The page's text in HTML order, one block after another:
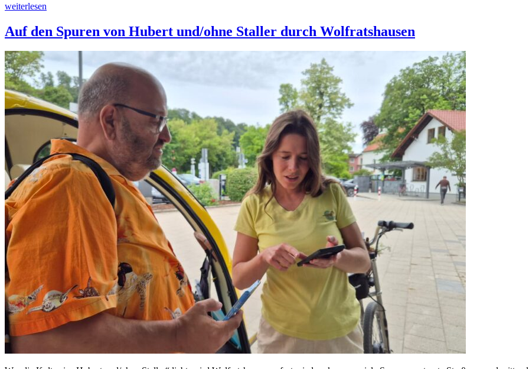
weiterlesen
Auf den Spuren von Hubert und/ohne Staller durch Wolfratshausen